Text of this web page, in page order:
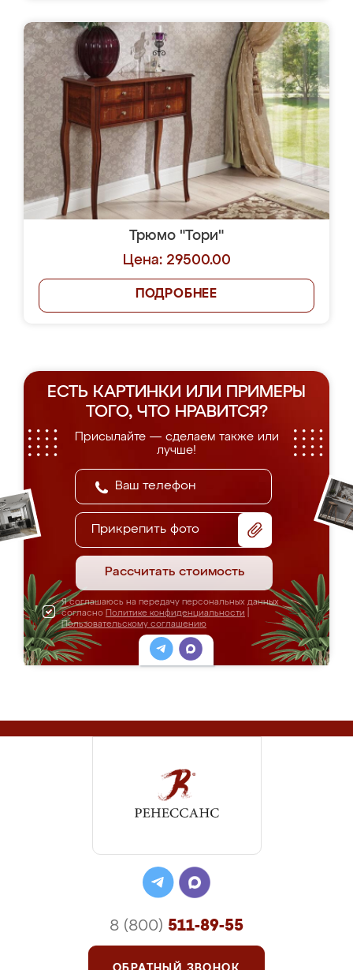
Трюмо "Тори"
Цена: 29500.00
ПОДРОБНЕЕ
ЕСТЬ КАРТИНКИ ИЛИ ПРИМЕРЫ
ТОГО, ЧТО НРАВИТСЯ?
Присылайте — сделаем также или
лучше!
Прикрепить фото
Рассчитать стоимость
Я соглашаюсь на передачу персональных данных
согласно Политике конфиденциальности
Пользовательскому соглашению
8 (800) 511-89-55